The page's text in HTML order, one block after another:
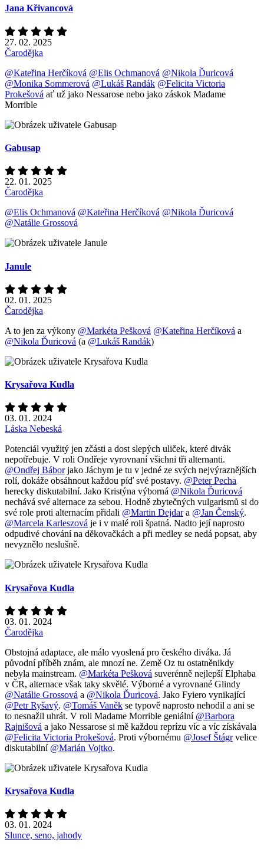
Jana Křivancová
27. 02. 2025
Čarodějka
@Kateřina Herčíková @Elis Ochmanová @Nikola Ďuricová
@Monika Sommerová @Lukáš Randák @Felicita Victoria
Prokešová ať už jako Nessarose nebo jako záskok Madame
Morrible
Gabusap
22. 01. 2025
Čarodějka
@Elis Ochmanová @Kateřina Herčíková @Nikola Ďuricová
@Natálie Grossová
Janule
02. 01. 2025
Čarodějka
A to jen za výkony @Markéta Pešková @Kateřina Herčíková a
@Nikola Ďuricová (a @Lukáš Randák)
Krysařova Kudla
03. 01. 2024
Láska Nebeská
Potenciál využitý jen zčásti a dost slepých uliček, které divák
nepotřebuje. V roli Ondřeje vyrovnaní všichni tři alternanti.
@Ondřej Báborjako Jáchym je tu v jedné ze svých nejvýraznějších
rolí, dokáže obsáhnout každou píď své postavy. @Peter Pecha
herecky diskutabilní. Jako Kristýna výborná @Nikola Ďuricová
nechává své alternace za sebou. Hodně zbytečných vulgarismů si do
své role proti alternacím přidali @Martin Dejdara @Jan Čenský.
@Marcela Karleszová je i v malé roli špatná. Nadto její naprosto
odpudivé chování na děkovačkách a při medley se nedá popsat, aby
nevyznělo neslušně.
Krysařova Kudla
03. 01. 2024
Čarodějka
Obstojná adaptace, ale málo vyoslená pro českého diváka. Já
původní příběh znám, ale mnozí ne. Země Oz tu ostatněnikdy
nebyla mainstream. @Markéta Pešková suverénně nejlepší Elphaba
v ČR, alternace však taky skvělé. Výborné a vyrovnané Glindy
@Natálie Grossová a @Nikola Ďuricová. Jako Fyiero vynikající
@Petr Ryšavý. @Tomáš Vaněk se typově naprosto nehodil a ani se
to nesnažil uhrát. V roli Madame Morrible geniální @Barbora
Rajnišová a jako Nessarose si mě každou reprízu víc a víc získávala
@Felicita Victoria Prokešová. Proti výbornému @Josef Štágrvelice
diskutabilní @Marián Vojtko.
Krysařova Kudla
03. 01. 2024
Slunce, seno, jahody